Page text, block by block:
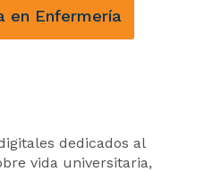
en Enfermería
dedicados al
vida universitaria,